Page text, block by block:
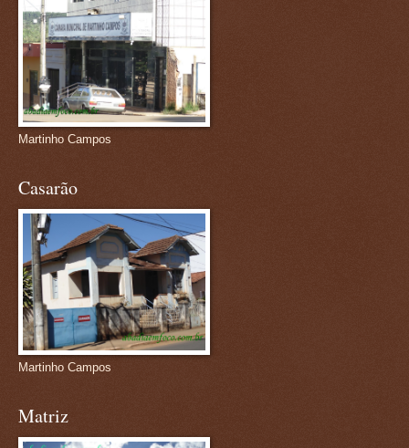
Martinho Campos
Casarão
Martinho Campos
Matriz